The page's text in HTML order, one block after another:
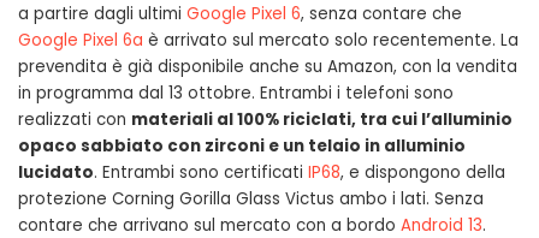
a partire dagli ultimi Google Pixel 6, senza contare che
Google Pixel 6a è arrivato sul mercato solo recentemente. La
prevendita è già disponibile anche su Amazon, con la vendita
in programma dal 13 ottobre. Entrambi i telefoni sono
realizzati con materiali al 100% riciclati, tra cui l’alluminio
opaco sabbiato con zirconi e un telaio in alluminio
lucidato. Entrambi sono certificati IP68, e dispongono della
protezione Corning Gorilla Glass Victus ambo i lati. Senza
contare che arrivano sul mercato con a bordo Android 13.